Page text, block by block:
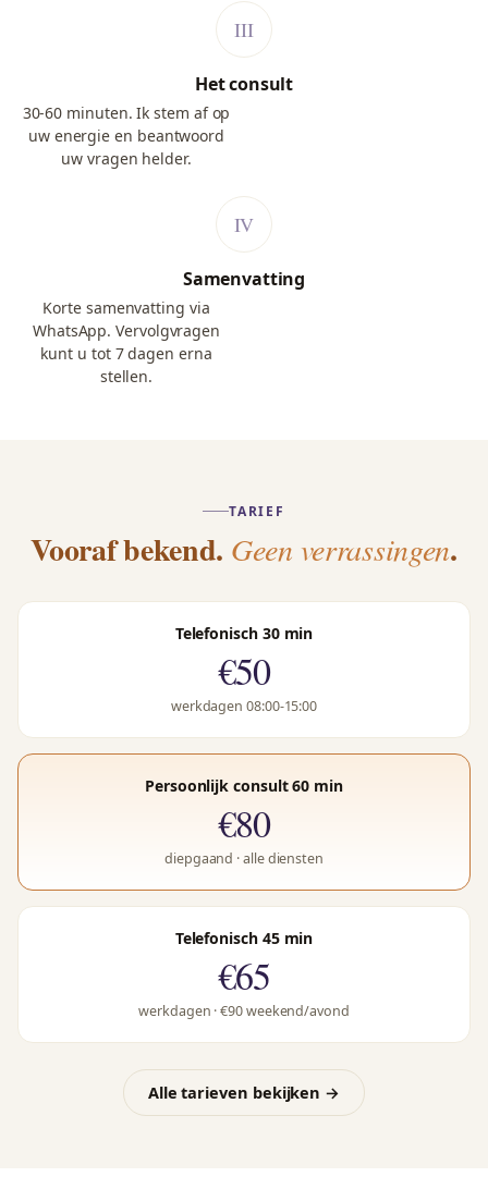
Het consult
30-60 minuten. Ik stem af op
uw energie en beantwoord
uw vragen helder.
Samenvatting
Korte samenvatting via
WhatsApp. Vervolgvragen
kunt u tot 7 dagen erna
stellen.
TARIEF
Vooraf bekend. Geen verrassingen.
Telefonisch 30 min
€50
werkdagen 08:00-15:00
Persoonlijk consult 60 min
€80
diepgaand · alle diensten
Telefonisch 45 min
€65
werkdagen · €90 weekend/avond
Alle tarieven bekijken →